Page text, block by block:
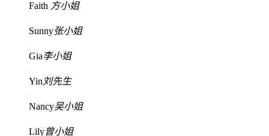
Faith 方小姐
Sunny张小姐
Gia李小姐
Yin 刘先生
Nancy吴小姐
Lily曾小姐